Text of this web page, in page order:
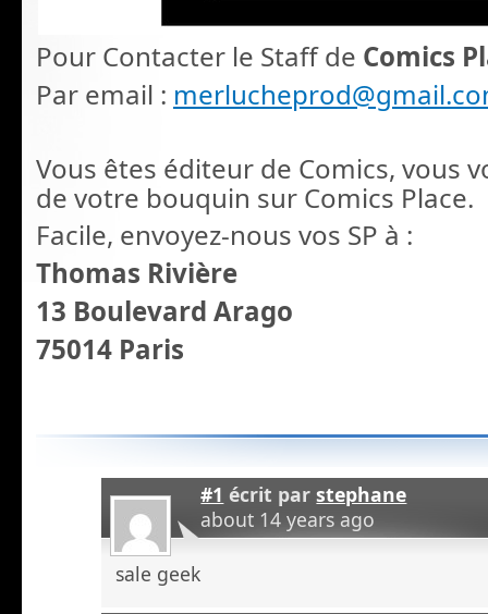
Pour Contacter le Staff de Comics
Par email :
Vous êtes éditeur de Comics, vous
de votre bouquin sur Comics Place.
Facile, envoyez-nous vos SP à :
Thomas Rivière
13 Boulevard Arago
75014 Paris
#1 écrit parstephane
about 14 years ago
sale geek